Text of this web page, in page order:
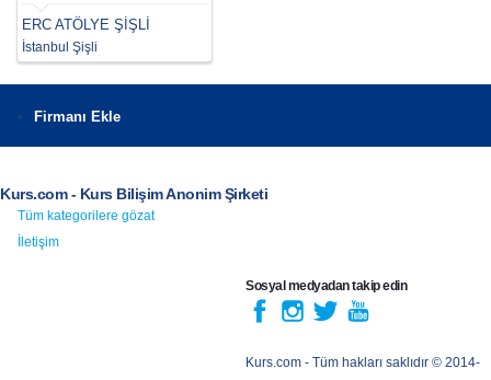
ERC ATÖLYE ŞİŞLİ
İstanbul Şişli
Firmanı Ekle
Kurs.com - Kurs Bilişim Anonim Şirketi
Tüm kategorilere gözat
İletişim
Sosyal medyadan takip edin
Kurs.com - Tüm hakları saklıdır © 2014-